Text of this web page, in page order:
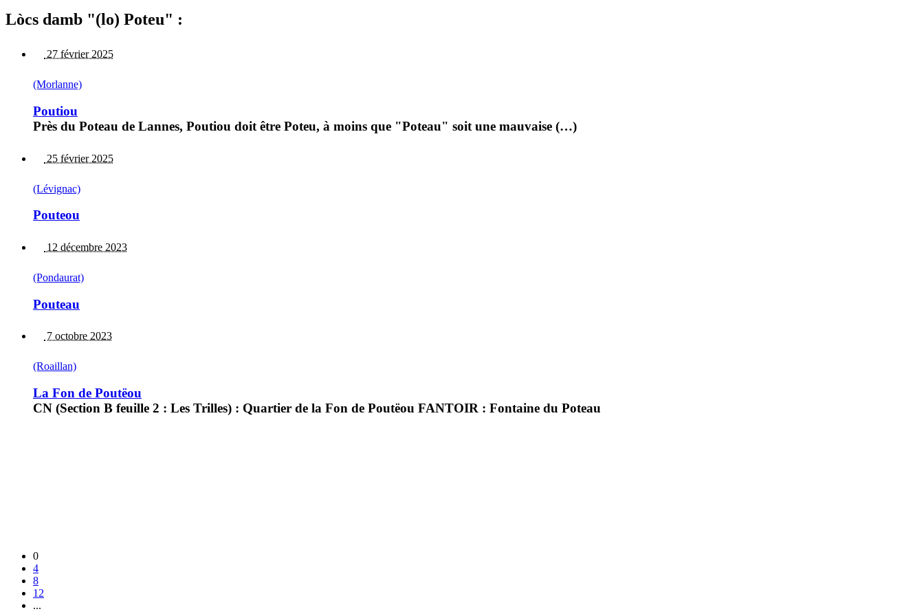
Lòcs damb "(lo) Poteu" :
27 février 2025
(Morlanne)
Poutiou
Près du Poteau de Lannes, Poutiou doit être Poteu, à moins que "Poteau" soit une mauvaise (…)
25 février 2025
(Lévignac)
Pouteou
12 décembre 2023
(Pondaurat)
Pouteau
7 octobre 2023
(Roaillan)
La Fon de Poutëou
CN (Section B feuille 2 : Les Trilles) : Quartier de la Fon de Poutëou FANTOIR : Fontaine du Poteau
0
4
8
12
...